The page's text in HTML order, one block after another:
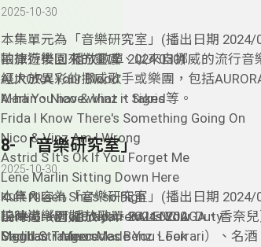
2025-10-30
本集單元為「音樂研究室」(播出日期 2024/
歐旅行後回來的靈感、以來自挪威的流行音
經大放異彩的挪威歌手或樂團，包括
Marlin、Nico & Vinz、Sigrid等。
拍律遊樂園 播放歌單 2024 0301
AURORA Your Blood
A-ha You have what it takes
Frida I Know There's Something Going On
Nico & Vinz Am I Wrong
Astrid S It's Ok If You Forget Me
Lene Marlin Sitting Down Here
Kurt Nilsen She's so high
Lene Grawford Nystrem Its Your Duty
Sigrid Strangers
8- 「音樂研究室」
2025-10-30
本集內容為「音樂研究室」(播出日期 2024/
現時尚（例如Prada、BALENCIAGA、香奈
Cadillac、Mercedes Benz、Ferrari）、名
拍律遊樂園 播放歌單 2024 0202
Meghan Trainor Made You Look